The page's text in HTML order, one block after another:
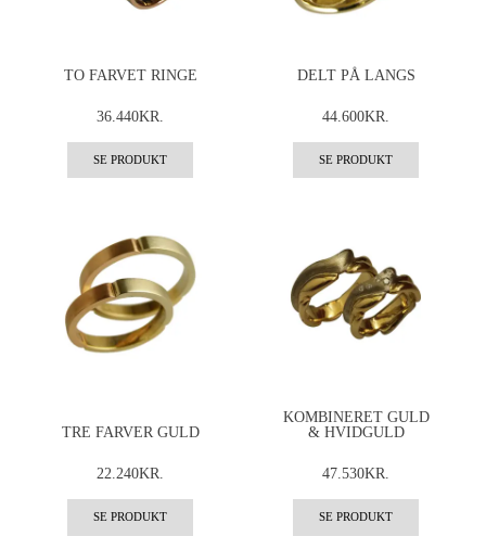
TO FARVET RINGE
36.440KR.
SE PRODUKT
DELT PÅ LANGS
44.600KR.
SE PRODUKT
TRE FARVER GULD
22.240KR.
SE PRODUKT
KOMBINERET GULD
& HVIDGULD
47.530KR.
SE PRODUKT